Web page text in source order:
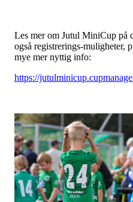
Les mer om Jutul MiniCup på
også registrerings-muligheter,
mye mer nyttig info:
https://